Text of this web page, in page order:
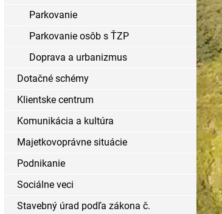
Parkovanie
Parkovanie osôb s ŤZP
Doprava a urbanizmus
Dotačné schémy
Klientske centrum
Komunikácia a kultúra
Majetkovoprávne situácie
Podnikanie
Sociálne veci
Stavebný úrad podľa zákona č.